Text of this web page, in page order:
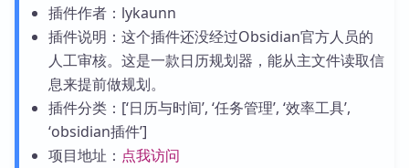
插件作者：lykaunn
插件说明：这个插件还没经过Obsidian官方人员的
人工审核。这是一款日历规划器，能从主文件读取信
息来提前做规划。
插件分类：[‘日历与时间’, ‘任务管理’, ‘效率工具’,
‘obsidian插件’]
项目地址： 点我访问